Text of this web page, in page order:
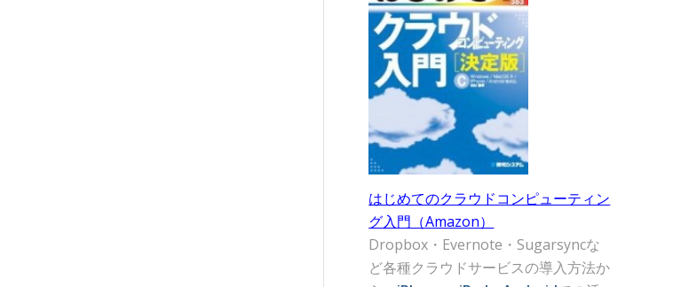
はじめてのクラウドコンピューティン
グ入門（Amazon）
Dropbox・Evernote・Sugarsyncな
ど各種クラウドサービスの導入方法か